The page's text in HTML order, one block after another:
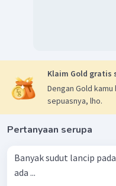
Klaim Gold gratis
Dengan Gold
sepuasnya, lho.
Pertanyaan serupa
Banyak sudut lancip
ada ...